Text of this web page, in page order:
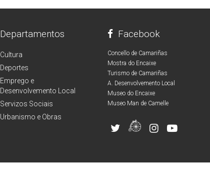
Departamentos
Cultura
Deportes
Emprego e
Desenvolvemento Local
Servizos Sociais
Urbanismo e Obras
Facebook
Concello de Camariñas
Mostra do Encaixe
Turismo de Camariñas
A. Desenvolvemento Local
Museo do Encaixe
Museo Man de Camelle